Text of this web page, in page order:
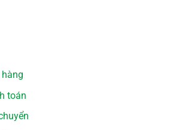
toán